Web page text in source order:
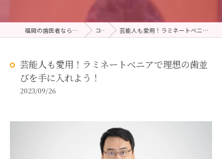
福岡の歯医者ならむらつ歯科クリニック コラム 芸能人も愛用！ラミネートベニアで理想の歯並びを手に入れよう！
芸能人も愛用！ラミネートベニアで理想の歯並
びを手に入れよう！
2023/09/26